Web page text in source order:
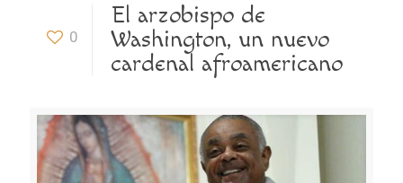
0
El arzobispo de
Washington, un nuevo
cardenal afroamericano